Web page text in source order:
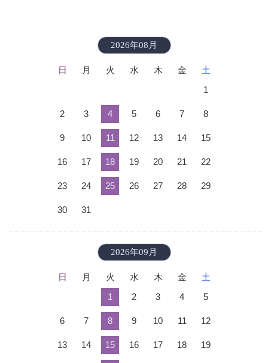
2026年08月
日 月 火 水 木 金
土
1
2 3 4 5 6 7 8
9 10 11 12 13 14 15
16 17 18 19 20 21 22
23 24 25 26 27 28 29
30 31
2026年09月
日 月 火 水 木 金
土
1
2 3 4 5
6 7 8 9 10 11 12
13 14 15 16 17 18 19